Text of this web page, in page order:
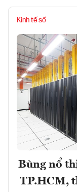
Kinh tế số
Bùng nổ
TP.HCM,